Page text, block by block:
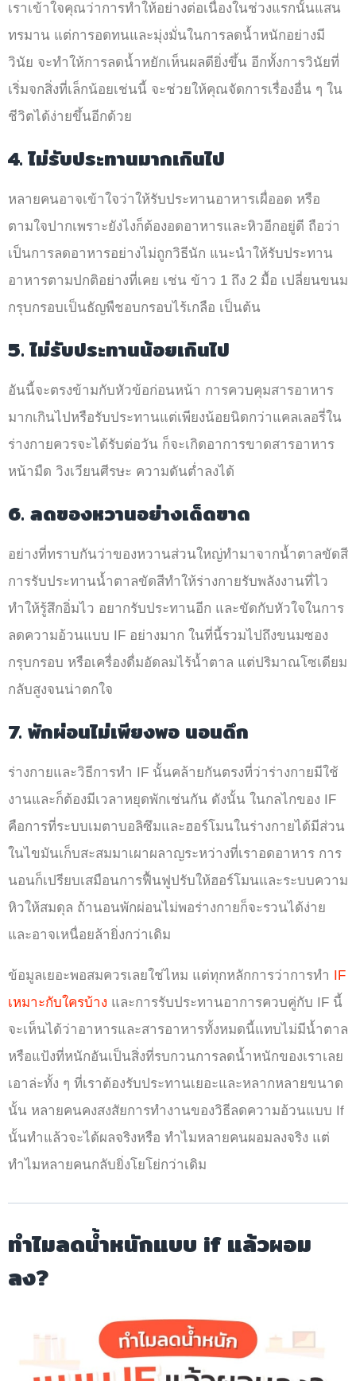
เราเข้าใจคุณว่าการทำให้อย่างต่อเนื่องในช่วงแรกนั้นแสน
ทรมาน แต่การอดทนและมุ่งมั่นในการลดน้ำหนักอย่างมี
วินัย จะทำให้การลดน้ำหยักเห็นผลดียิ่งขึ้น อีกทั้งการวินัยที่
เริ่มจกสิ่งที่เล็กน้อยเช่นนี้ จะช่วยให้คุณจัดการเรื่องอื่น ๆ ใน
ชีวิตได้ง่ายขึ้นอีกด้วย
4. ไม่รับประทานมากเกินไป
หลายคนอาจเข้าใจว่าให้รับประทานอาหารเผื่ออด หรือ
ตามใจปากเพราะยังไงก็ต้องอดอาหารและหิวอีกอยู่ดี ถือว่า
เป็นการลดอาหารอย่างไม่ถูกวิธีนัก แนะนำให้รับประทาน
อาหารตามปกติอย่างที่เคย เช่น ข้าว 1 ถึง 2 มื้อ เปลี่ยนขนม
กรุบกรอบเป็นธัญพืชอบกรอบไร้เกลือ เป็นต้น
5. ไม่รับประทานน้อยเกินไป
อันนี้จะตรงข้ามกับหัวข้อก่อนหน้า การควบคุมสารอาหาร
มากเกินไปหรือรับประทานแต่เพียงน้อยนิดกว่าแคลเลอรี่ใน
ร่างกายควรจะได้รับต่อวัน ก็จะเกิดอาการขาดสารอาหาร
หน้ามืด วิงเวียนศีรษะ ความดันต่ำลงได้
6. ลดของหวานอย่างเด็ดขาด
อย่างที่ทราบกันว่าของหวานส่วนใหญ่ทำมาจากน้ำตาลขัดสี
การรับประทานน้ำตาลขัดสีทำให้ร่างกายรับพลังงานที่ไว
ทำให้รู้สึกอิ่มไว อยากรับประทานอีก และขัดกับหัวใจในการ
ลดความอ้วนแบบ IF อย่างมาก ในที่นี้รวมไปถึงขนมซอง
กรุบกรอบ หรือเครื่องดื่มอัดลมไร้น้ำตาล แต่ปริมาณโซเดียม
กลับสูงจนน่าตกใจ
7. พักผ่อนไม่เพียงพอ นอนดึก
ร่างกายและวิธีการทำ IF นั้นคล้ายกันตรงที่ว่าร่างกายมีใช้
งานและก็ต้องมีเวลาหยุดพักเช่นกัน ดังนั้น ในกลไกของ IF
คือการที่ระบบเมตาบอลิซึมและฮอร์โมนในร่างกายได้มีส่วน
ในไขมันเก็บสะสมมาเผาผลาญระหว่างที่เราอดอาหาร การ
นอนก็เปรียบเสมือนการฟื้นฟูปรับให้ฮอร์โมนและระบบความ
หิวให้สมดุล ถ้านอนพักผ่อนไม่พอร่างกายก็จะรวนได้ง่าย
และอาจเหนื่อยล้ายิ่งกว่าเดิม
ข้อมูลเยอะพอสมควรเลยใช่ไหม แต่ทุกหลักการว่าการทำ IF
เหมาะกับใครบ้าง และการรับประทานอาการควบคู่กับ IF นี้
จะเห็นได้ว่าอาหารและสารอาหารทั้งหมดนี้แทบไม่มีน้ำตาล
หรือแป้งที่หนักอันเป็นสิ่งที่รบกวนการลดน้ำหนักของเราเลย
เอาล่ะทั้ง ๆ ที่เราต้องรับประทานเยอะและหลากหลายขนาด
นั้น หลายคนคงสงสัยการทำงานของวิธีลดความอ้วนแบบ If
นั้นทำแล้วจะได้ผลจริงหรือ ทำไมหลายคนผอมลงจริง แต่
ทำไมหลายคนกลับยิ่งโยโย่กว่าเดิม
ทำไมลดน้ําหนักแบบ if แล้วผอม
ลง?